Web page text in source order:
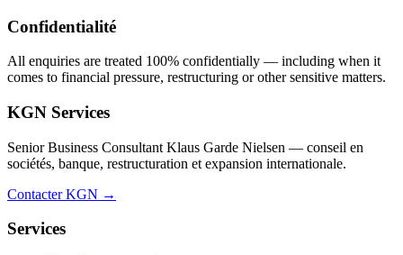
Confidentialité
All enquiries are treated 100% confidentially — including when it
comes to financial pressure, restructuring or other sensitive matters.
KGN Services
Senior Business Consultant Klaus Garde Nielsen — conseil en
sociétés, banque, restructuration et expansion internationale.
Contacter KGN →
Services